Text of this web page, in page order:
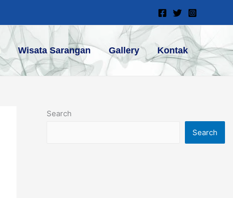
Wisata Sarangan Gallery Kontak
Search
Search